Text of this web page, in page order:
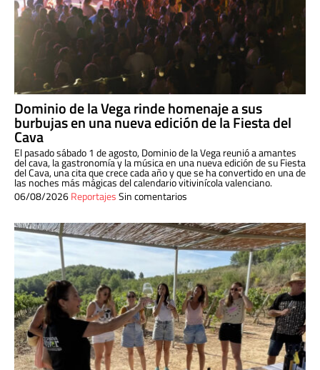
Dominio de la Vega rinde homenaje a sus
burbujas en una nueva edición de la Fiesta del
Cava
El pasado sábado 1 de agosto, Dominio de la Vega reunió a amantes
del cava, la gastronomía y la música en una nueva edición de su Fiesta
del Cava, una cita que crece cada año y que se ha convertido en una de
las noches más mágicas del calendario vitivinícola valenciano.
06/08/2026ReportajesSin comentarios